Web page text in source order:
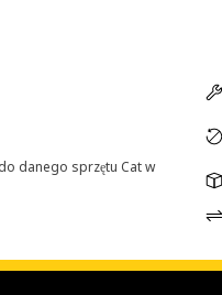
danego sprzętu Cat w